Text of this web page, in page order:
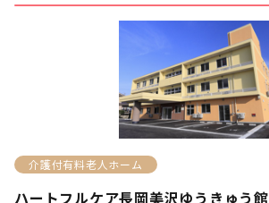
介護付有料老人ホーム
ハートフルケア長岡美沢ゆうきゅう館